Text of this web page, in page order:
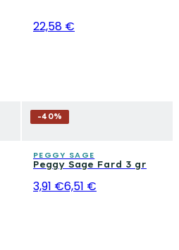
22,58 €
-40%
PEGGY SAGE
Peggy Sage Fard 3 gr
3,91 €6,51 €